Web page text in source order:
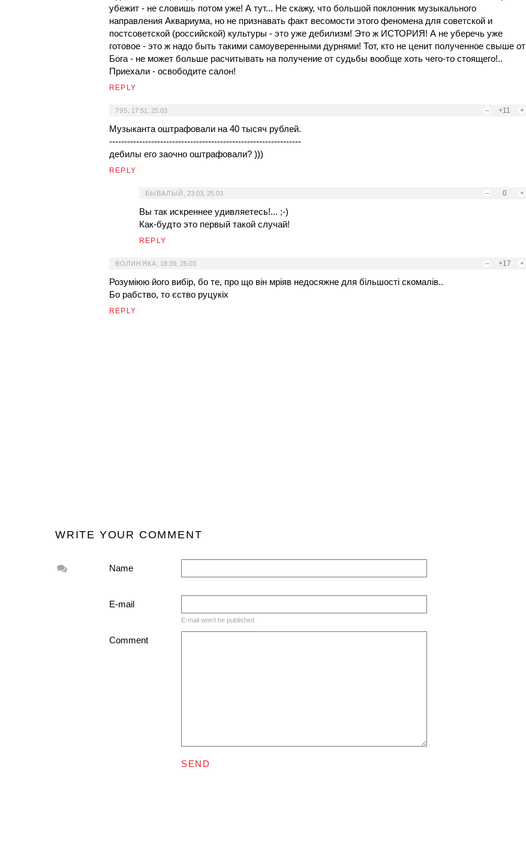
убежит - не словишь потом уже! А тут... Не скажу, что большой поклонник музыкального
направления Аквариума, но не признавать факт весомости этого феномена для советской и
постсоветской (российской) культуры - это уже дебилизм! Это ж ИСТОРИЯ! А не уберечь уже
готовое - это ж надо быть такими самоуверенными дурнями! Тот, кто не ценит полученное свыше от
Бога - не может больше расчитывать на получение от судьбы вообще хоть чего-то стоящего!..
Приехали - освободите салон!
REPLY
– +11 +
795 17:51, 25.03
Музыканта оштрафовали на 40 тысяч рублей.
----------------------------------------------------------------
дебилы его заочно оштрафовали? )))
REPLY
– 0 +
БЫВАЛЫЙ 23:03, 25.03
Вы так искреннее удивляетесь!... ;-)
Как-будто это первый такой случай!
REPLY
– +17 +
ВОЛИНЯКА 18:39, 25.03
Розуміюю його вибір, бо те, про що він мріяв недосяжне для більшості скомалів..
Бо рабство, то єство руцукіх
REPLY
WRITE YOUR COMMENT
Name
E-mail
E-mail won't be published
Comment
SEND